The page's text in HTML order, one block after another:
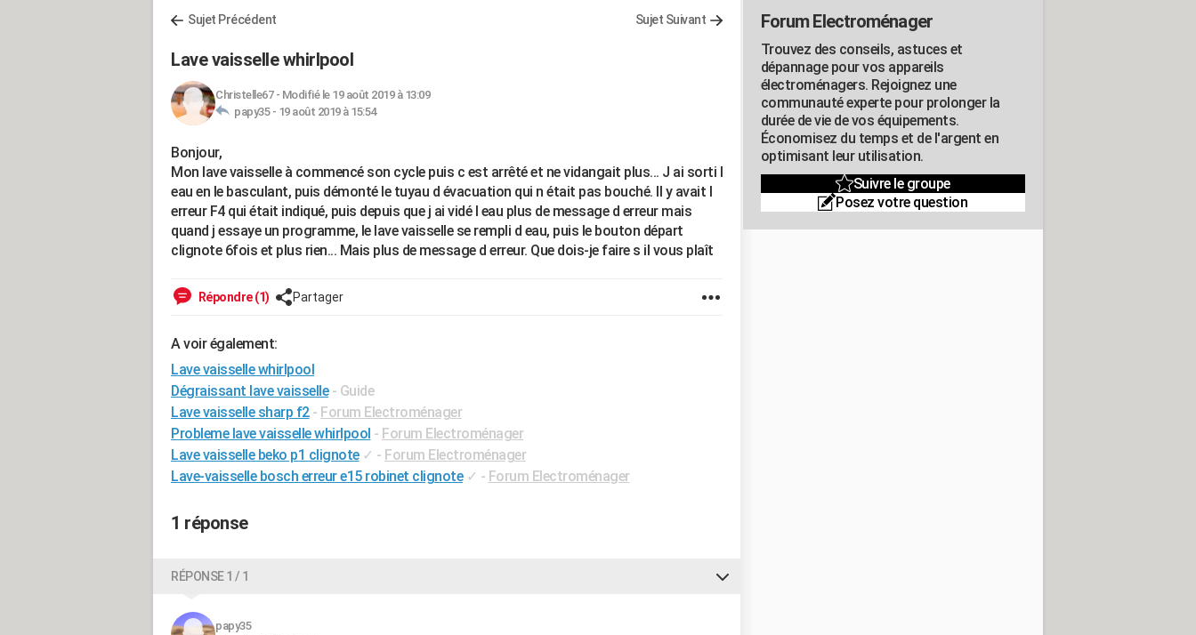
Sujet Précédent Sujet Suivant
Lave vaisselle whirlpool
Christelle67- Modifié le 19 août 2019 à 13:09
papy35 - 19 août 2019 à 15:54
Bonjour,
Mon lave vaisselle à commencé son cycle puis c est arrêté et ne vidangait plus... J ai sorti l
eau en le basculant, puis démonté le tuyau d évacuation qui n était pas bouché. Il y avait l
erreur F4 qui était indiqué, puis depuis que j ai vidé l eau plus de message d erreur mais
quand j essaye un programme, le lave vaisselle se rempli d eau, puis le bouton départ
clignote 6fois et plus rien... Mais plus de message d erreur. Que dois-je faire s il vous plaît
Répondre (1) Partager
A voir également:
Lave vaisselle whirlpool
Dégraissant lave vaisselle - Guide
Lave vaisselle sharp f2 - Forum Electroménager
Probleme lave vaisselle whirlpool - Forum Electroménager
Lave vaisselle beko p1 clignote ✓ - Forum Electroménager
Lave-vaisselle bosch erreur e15 robinet clignote ✓ - Forum Electroménager
1 réponse
RÉPONSE 1 / 1
papy35
Forum Electroménager
Trouvez des conseils, astuces et
dépannage pour vos appareils
électroménagers. Rejoignez une
communauté experte pour prolonger la
durée de vie de vos équipements.
Économisez du temps et de l'argent en
optimisant leur utilisation.
Suivre le groupe
Posez votre question